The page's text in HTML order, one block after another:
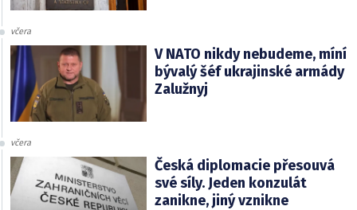
včera
V NATO nikdy nebudeme, míní
bývalý šéf ukrajinské armády
Zalužnyj
včera
Česká diplomacie přesouvá
své síly. Jeden konzulát
zanikne, jiný vznikne